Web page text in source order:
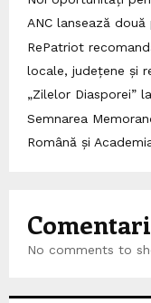
ANC lansează
RePatriot
locale, județene și
„Zilelor Diasporei”
Semnarea
Română și
No comments to